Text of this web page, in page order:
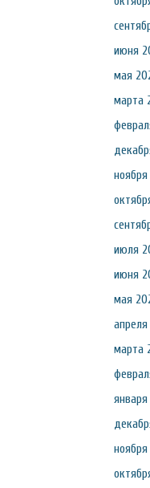
июня
мая
марта
июля
июня
мая
марта